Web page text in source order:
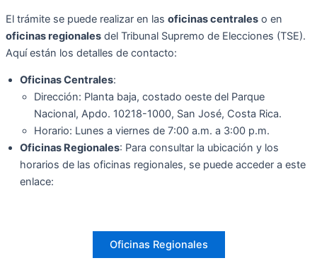
El trámite se puede realizar en las oficinas centrales o en
oficinas regionales del Tribunal Supremo de Elecciones (TSE).
Aquí están los detalles de contacto:
Oficinas Centrales:
Dirección: Planta baja, costado oeste del Parque
Nacional, Apdo. 10218-1000, San José, Costa Rica.
Horario: Lunes a viernes de 7:00 a.m. a 3:00 p.m.
Oficinas Regionales: Para consultar la ubicación y los
horarios de las oficinas regionales, se puede acceder a este
enlace:
Oficinas Regionales